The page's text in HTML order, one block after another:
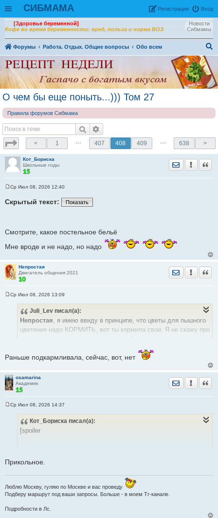
СИБМАМА Вход
Рeгиcтpaция
Новости
Сибмамы
[Здоровье беременной]
Кофе во время беременности: вред, польза и норма ВОЗ
Форумы Работа. Отдых. Общие вопросы
Обо всем
ск
О чем бы еще поныть...))) Том 27
Правила форумов Сибмама
< 1 … 407 408 409 … 638 >
Кот_Бориска
Школьные годы
Отправить
о
и
Ср Июл 08, 2026 12:40
Скрытый текст: Показать
Смотрите, какое постельное бельё
Мне вроде и не надо, но надо
Непростая
Двигатель общения 2021
Отправить
Ср Июл 08, 2026 13:09
Juli_Lev писал(а):
Непростая , я имею ввиду в принципе, что цветы для пышного
цветения надо КОРМИТЬ, вот ты кормила свои. Я не скажу про
Раньше подкармливала, сейчас, вот, нет
osamarina
Академик
Отправить
Ср Июл 08, 2026 14:37
Кот_Бориска писал(а):
[spoiler
Мне вроде и не надо, но надо
Прикольное.
Люблю Москву, гуляю по Москве и вас проведу
Подберу маршрут под ваши запросы. Больше - в моем Тг-канале.
Подробности в Лс.